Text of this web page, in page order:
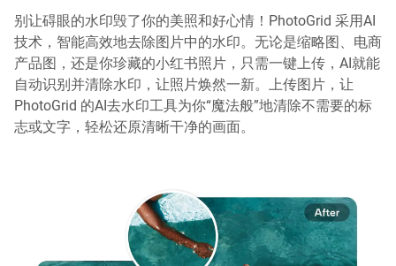
别让碍眼的水印毁了你的美照和好心情！PhotoGrid 采用AI
技术，智能高效地去除图片中的水印。无论是缩略图、电商
产品图，还是你珍藏的小红书照片，只需一键上传，AI就能
自动识别并清除水印，让照片焕然一新。上传图片，让
PhotoGrid 的AI去水印工具为你“魔法般”地清除不需要的标
志或文字，轻松还原清晰干净的画面。